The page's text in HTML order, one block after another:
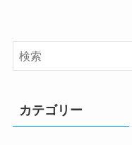
カテゴリー